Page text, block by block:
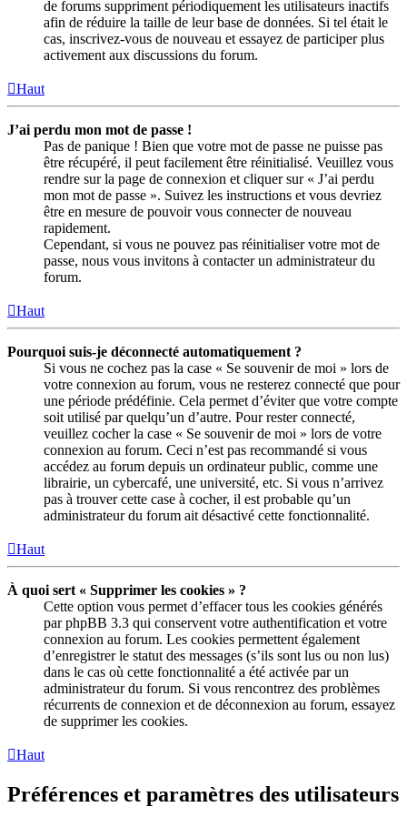
de forums suppriment périodiquement les utilisateurs inactifs
afin de réduire la taille de leur base de données. Si tel était le
cas, inscrivez-vous de nouveau et essayez de participer plus
activement aux discussions du forum.
Haut
J’ai perdu mon mot de passe !
Pas de panique ! Bien que votre mot de passe ne puisse pas
être récupéré, il peut facilement être réinitialisé. Veuillez vous
rendre sur la page de connexion et cliquer sur « J’ai perdu
mon mot de passe ». Suivez les instructions et vous devriez
être en mesure de pouvoir vous connecter de nouveau
rapidement.
Cependant, si vous ne pouvez pas réinitialiser votre mot de
passe, nous vous invitons à contacter un administrateur du
forum.
Haut
Pourquoi suis-je déconnecté automatiquement ?
Si vous ne cochez pas la case « Se souvenir de moi » lors de
votre connexion au forum, vous ne resterez connecté que pour
une période prédéfinie. Cela permet d’éviter que votre compte
soit utilisé par quelqu’un d’autre. Pour rester connecté,
veuillez cocher la case « Se souvenir de moi » lors de votre
connexion au forum. Ceci n’est pas recommandé si vous
accédez au forum depuis un ordinateur public, comme une
librairie, un cybercafé, une université, etc. Si vous n’arrivez
pas à trouver cette case à cocher, il est probable qu’un
administrateur du forum ait désactivé cette fonctionnalité.
Haut
À quoi sert « Supprimer les cookies » ?
Cette option vous permet d’effacer tous les cookies générés
par phpBB 3.3 qui conservent votre authentification et votre
connexion au forum. Les cookies permettent également
d’enregistrer le statut des messages (s’ils sont lus ou non lus)
dans le cas où cette fonctionnalité a été activée par un
administrateur du forum. Si vous rencontrez des problèmes
récurrents de connexion et de déconnexion au forum, essayez
de supprimer les cookies.
Haut
Préférences et paramètres des utilisateurs